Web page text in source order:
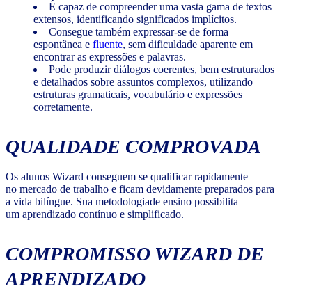
É capaz de compreender uma vasta gama de textos
extensos, identificando significados implícitos.
Consegue também expressar-se de forma
espontânea e fluente, sem dificuldade aparente em
encontrar as expressões e palavras.
Pode produzir diálogos coerentes, bem estruturados
e detalhados sobre assuntos complexos, utilizando
estruturas gramaticais, vocabulário e expressões
corretamente.
QUALIDADE COMPROVADA
Os alunos Wizard conseguem se qualificar rapidamente
no mercado de trabalho e ficam devidamente preparados para
a vida bilíngue. Sua metodologiade ensino possibilita
um aprendizado contínuo e simplificado.
COMPROMISSO WIZARD DE
APRENDIZADO